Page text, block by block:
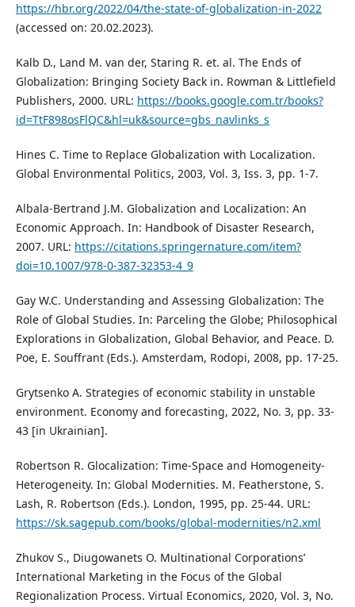
https://hbr.org/2022/04/the-state-of-globalization-in-2022
(accessed on: 20.02.2023).
Kalb D., Land M. van der, Staring R. et. al. The Ends of
Globalization: Bringing Society Back in. Rowman & Littlefield
Publishers, 2000. URL: https://books.google.com.tr/books?
id=TtF898osFlQC&hl=uk&source=gbs_navlinks_s
Hines C. Time to Replace Globalization with Localization.
Global Environmental Politics, 2003, Vol. 3, Iss. 3, pp. 1-7.
Albala-Bertrand J.M. Globalization and Localization: An
Economic Approach. In: Handbook of Disaster Research,
2007. URL: https://citations.springernature.com/item?
doi=10.1007/978-0-387-32353-4_9
Gay W.C. Understanding and Assessing Globalization: The
Role of Global Studies. In: Parceling the Globe; Philosophical
Explorations in Globalization, Global Behavior, and Peace. D.
Poe, E. Souffrant (Eds.). Amsterdam, Rodopi, 2008, pp. 17-25.
Grytsenko A. Strategies of economic stability in unstable
environment. Economy and forecasting, 2022, No. 3, pp. 33-
43 [in Ukrainian].
Robertson R. Glocalization: Time-Space and Homogeneity-
Heterogeneity. In: Global Modernities. M. Featherstone, S.
Lash, R. Robertson (Eds.). London, 1995, pp. 25-44. URL:
https://sk.sagepub.com/books/global-modernities/n2.xml
Zhukov S., Diugowanets O. Multinational Corporations’
International Marketing in the Focus of the Global
Regionalization Process. Virtual Economics, 2020, Vol. 3, No.